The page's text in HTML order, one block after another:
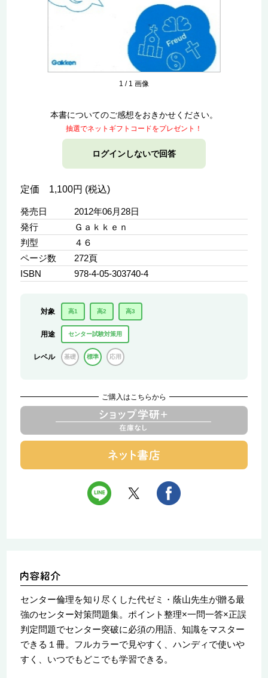
1 / 1 画像
本書についてのご感想をおきかせください。
抽選でネットギフトコードをプレゼント！
ログインしないで回答
定価 1,100円 (税込)
発売日
2012年06月28日
発行
Ｇａｋｋｅｎ
判型
４６
ページ数
272頁
ISBN
978-4-05-303740-4
対象 高1 高2 高3
用途 センター試験対策用
レベル 基礎 標準 応用
ご購入はこちらから
センター倫理を知り尽くした代ゼミ・蔭山先生が贈る最
強のセンター対策問題集。ポイント整理×一問一答×正誤
判定問題でセンター突破に必須の用語、知識をマスター
できる１冊。フルカラーで見やすく、ハンディで使いや
すく、いつでもどこでも学習できる。